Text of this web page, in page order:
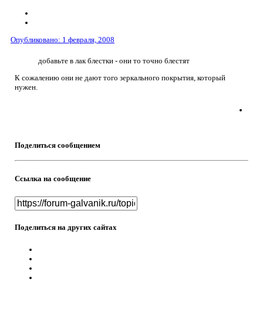
Опубликовано: 1 февраля, 2008
добавьте в лак блестки - они то точно блестят
К сожалению они не дают того зеркального покрытия, который
нужен.
Поделиться сообщением
Ссылка на сообщение
Поделиться на других сайтах